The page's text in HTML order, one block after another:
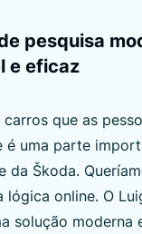
pesquisa
e eficaz
que as
é uma parte
da Škoda.
lógica online. O
solução moderna